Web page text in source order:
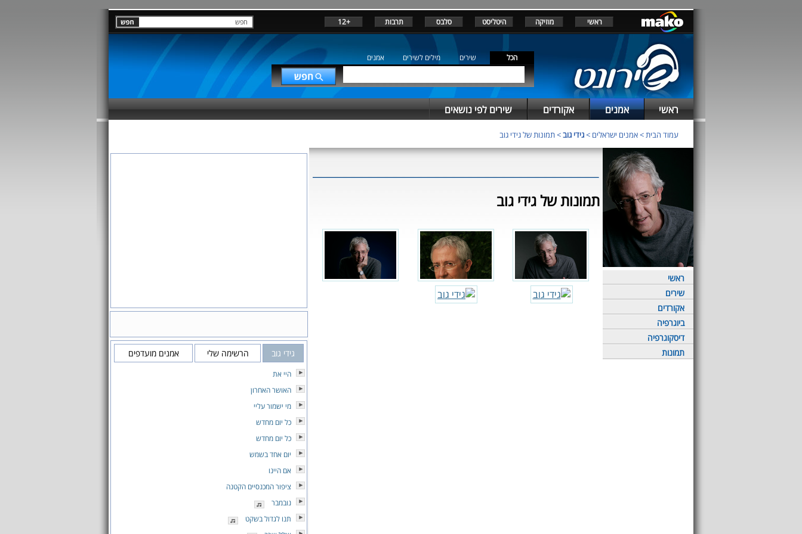
ראשי מוזיקה היטליסט סלבס תרבות +12
הכל שירים מילים לשירים אמנים
ראשי אמנים אקורדים שירים לפי נושאים
עמוד הבית>אמנים ישראלים >גידי גוב> תמונות של גידי גוב
ראשי
שירים
אקורדים
ביוגרפיה
דיסקוגרפיה
תמונות
תמונות של גידי גוב
גידי גוב הרשימה שלי אמנים מועדפים
היי את
האושר האחרון
מי ישמור עליי
כל יום מחדש
כל יום מחדש
יום אחד בשמש
אם היינו
ציפור המכנסיים הקטנה
נובמבר
תנו לגדול בשקט